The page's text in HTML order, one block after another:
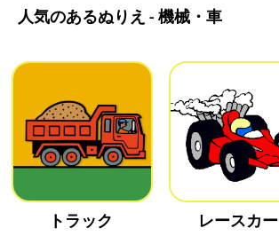
人気のあるぬりえ - 機械・車
トラック レースカー